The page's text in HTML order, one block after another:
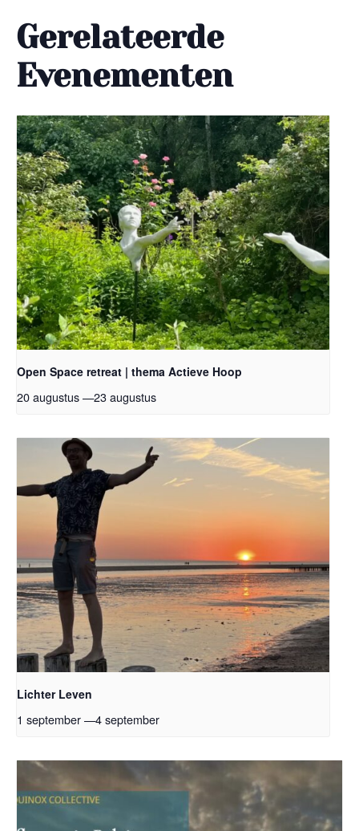
Gerelateerde
Evenementen
Open Space retreat | thema Actieve Hoop
20 augustus—23 augustus
Lichter Leven
1 september—4 september